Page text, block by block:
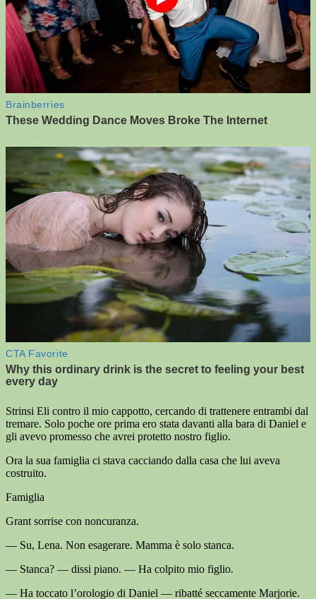
Strinsi Eli contro il mio cappotto, cercando di trattenere entrambi dal
tremare. Solo poche ore prima ero stata davanti alla bara di Daniel e
gli avevo promesso che avrei protetto nostro figlio.
Ora la sua famiglia ci stava cacciando dalla casa che lui aveva
costruito.
Famiglia
Grant sorrise con noncuranza.
— Su, Lena. Non esagerare. Mamma è solo stanca.
— Stanca? — dissi piano. — Ha colpito mio figlio.
— Ha toccato l’orologio di Daniel — ribatté seccamente Marjorie.